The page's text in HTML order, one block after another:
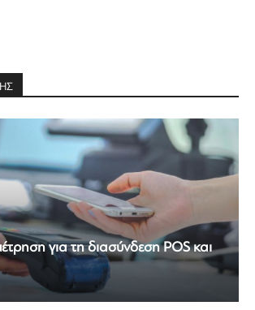
για τη διασύνδεση POS και